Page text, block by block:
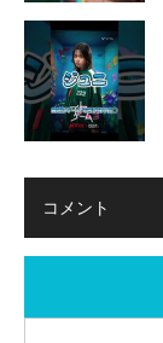
コメント